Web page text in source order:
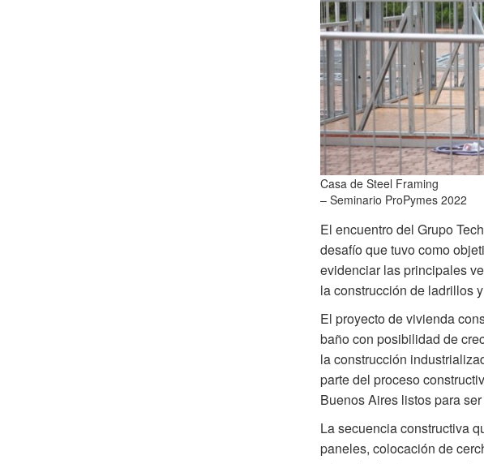
Casa de Steel Framing
– Seminario ProPymes 2022
El encuentro del Grupo
desafío que tuvo como
evidenciar las principales
la construcción de ladrillos
El proyecto de vivienda
baño con posibilidad de
la construcción
parte del proceso
Buenos Aires listos para
La secuencia constructiva
paneles, colocación de